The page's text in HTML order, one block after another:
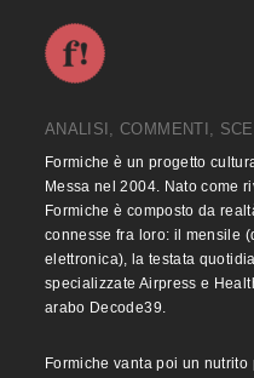
ANALISI, COMMENTI,
Formiche è un progetto
Messa nel 2004. Nato come
Formiche è composto da
connesse fra loro: il mensile
elettronica), la testata
specializzate Airpress e
arabo Decode39.
Formiche vanta poi un